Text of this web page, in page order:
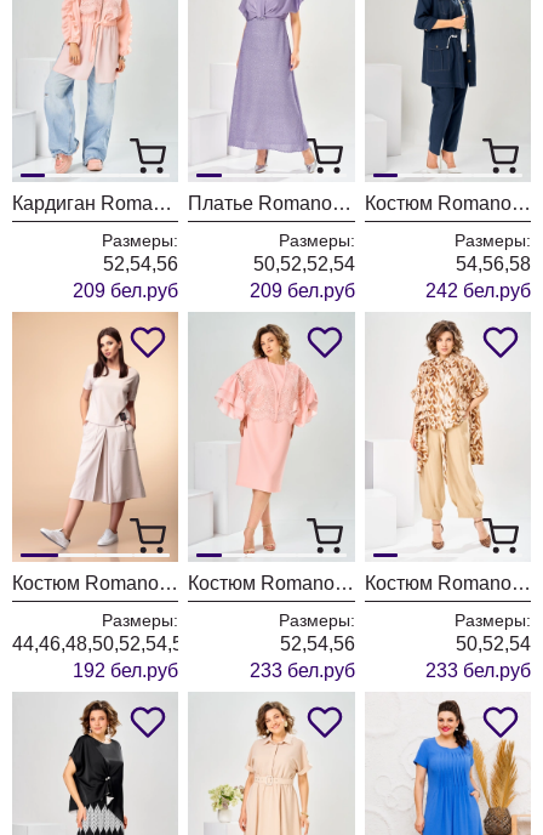
Кардиган Romanovich Style 5-2940 персиковый
Размеры:
52,54,56
209 бел.руб
Платье Romanovich Style 1-2925 лавандовый
Размеры:
50,52,52,54
209 бел.руб
Костюм Romanovich Style 3-2161 синий
Размеры:
54,56,58
242 бел.руб
Костюм Romanovich Style 2-1971 беж
Размеры:
44,46,48,50,52,54,56
192 бел.руб
Костюм Romanovich Style 3-2930 персиковый
Размеры:
52,54,56
233 бел.руб
Костюм Romanovich Style 2-2917 кэмел
Размеры:
50,52,54
233 бел.руб